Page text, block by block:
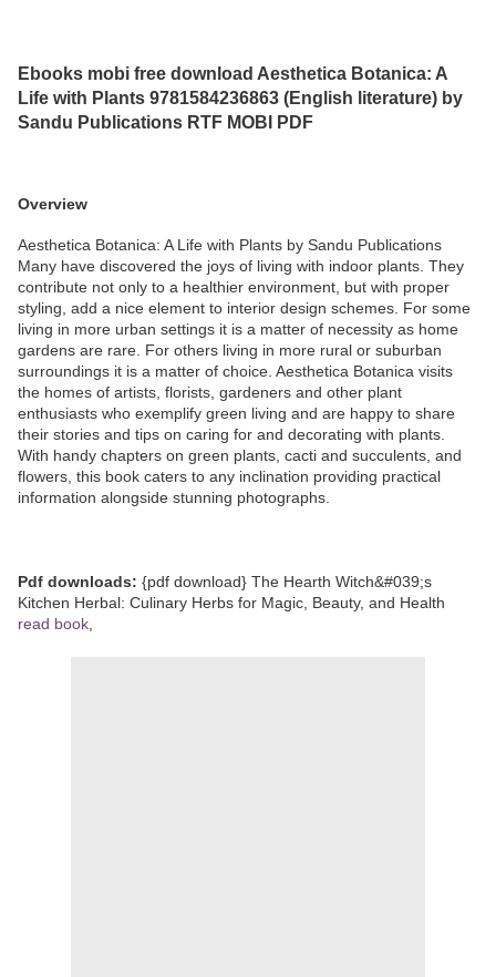
Ebooks mobi free download Aesthetica Botanica: A
Life with Plants 9781584236863 (English literature) by
Sandu Publications RTF MOBI PDF
Overview
Aesthetica Botanica: A Life with Plants by Sandu Publications
Many have discovered the joys of living with indoor plants. They
contribute not only to a healthier environment, but with proper
styling, add a nice element to interior design schemes. For some
living in more urban settings it is a matter of necessity as home
gardens are rare. For others living in more rural or suburban
surroundings it is a matter of choice. Aesthetica Botanica visits
the homes of artists, florists, gardeners and other plant
enthusiasts who exemplify green living and are happy to share
their stories and tips on caring for and decorating with plants.
With handy chapters on green plants, cacti and succulents, and
flowers, this book caters to any inclination providing practical
information alongside stunning photographs.
Pdf downloads: {pdf download} The Hearth Witch&#039;s
Kitchen Herbal: Culinary Herbs for Magic, Beauty, and Health
read book